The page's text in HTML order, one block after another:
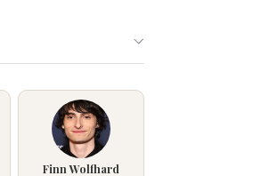
Finn Wolfhard